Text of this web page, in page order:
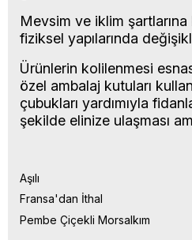
Mevsim ve iklim
fiziksel yapılarında
Ürünlerin kolilenmesi
özel ambalaj kutuları
çubukları yardımıyla
şekilde elinize ulaşması
Aşılı
Fransa'dan İthal
Pembe Çiçekli Morsalkım